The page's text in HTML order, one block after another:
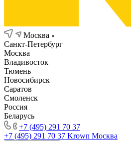
Москва
Санкт-Петербург
Москва
Владивосток
Тюмень
Новосибирск
Саратов
Смоленск
Россия
Беларусь
+7 (495) 291 70 37
+7 (495) 291 70 37 Krown Москва